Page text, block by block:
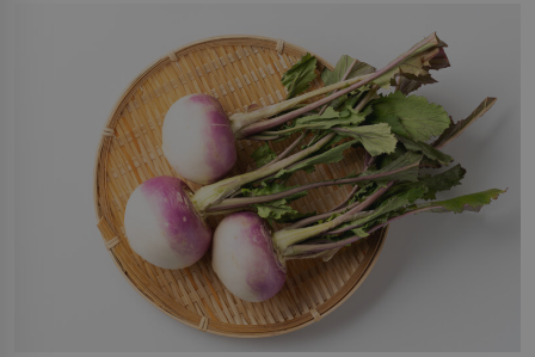
adrese 18 Rue Louis Vuitton, které bylo postaveno v
roce 1869. […]